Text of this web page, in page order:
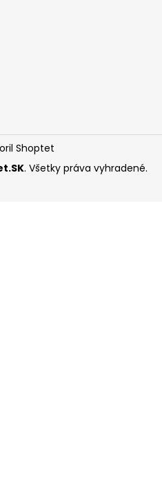
Shoptet
. Všetky práva vyhradené.